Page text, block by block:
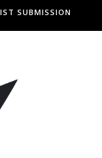
SUBMISSION